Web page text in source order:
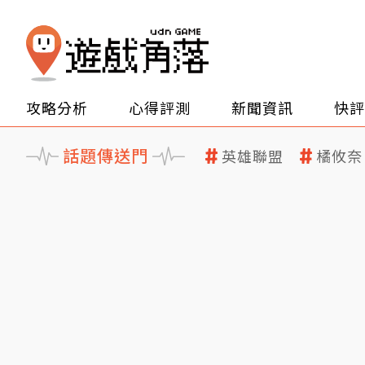
攻略分析 心得評測 新聞資訊 快
話題傳送門 英雄聯盟 橘攸奈